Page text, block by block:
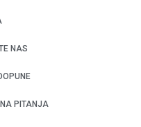
NAS
PITANJA